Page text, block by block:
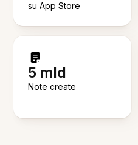
su App Store
5 mld
Note create